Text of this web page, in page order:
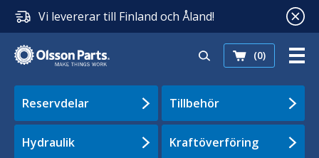
Vi levererar till Finland och Åland!
(0)
Reservdelar Tillbehör
Hydraulik Kraftöverföring